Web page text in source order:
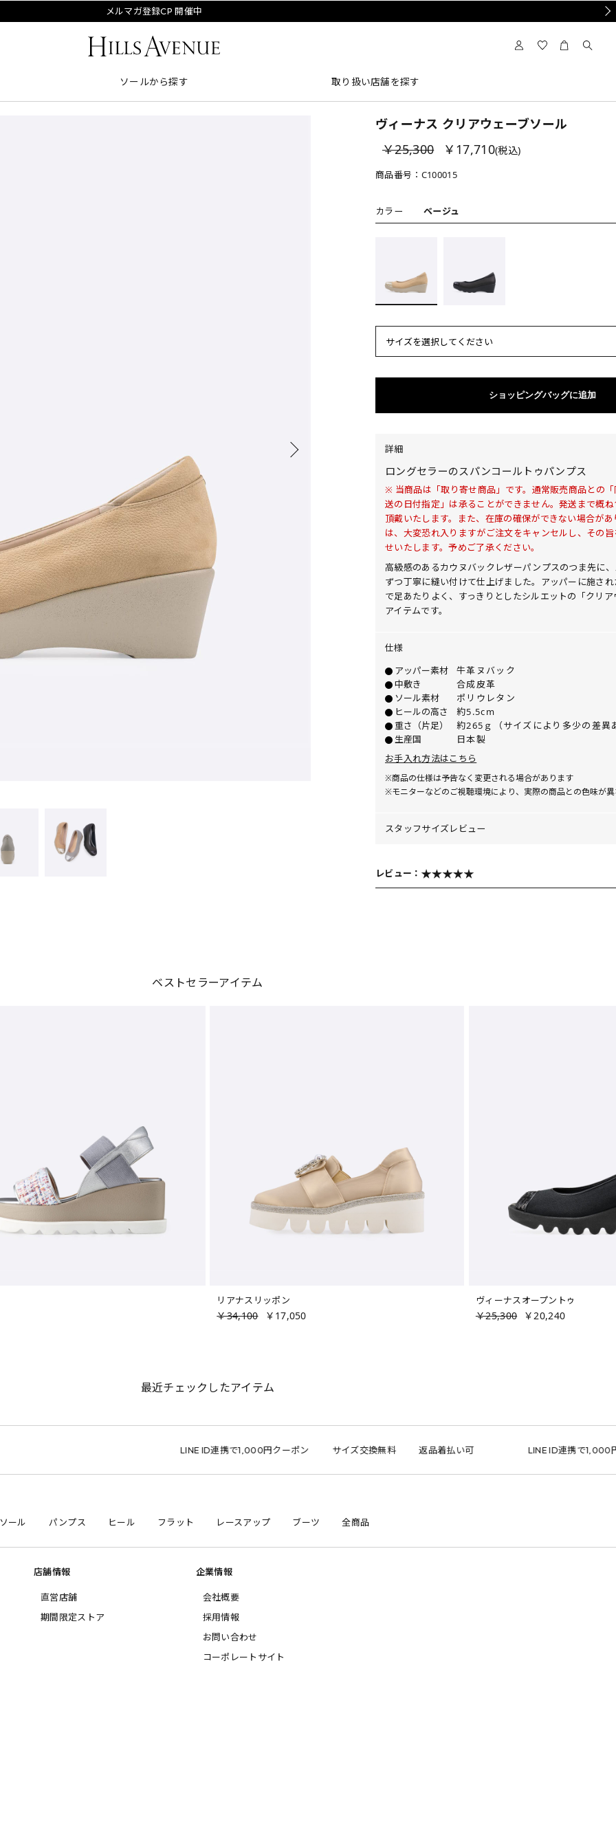
メルマガ登録CP 開催中
ソールから探す 取り扱い店舗を探す
ヴィーナス クリアウェーブソール
￥25,300
￥17,710(税込)
商品番号： C100015
カラー ベージュ
サイズを選択してください
ショッピングバッグに追加
詳細
ロングセラーのスパンコールトゥパンプス
※ 当商品は「取り寄せ商品」です。通常販売商品との
送の日付指定」は承ることができません。発送まで概
頂戴いたします。また、在庫の確保ができない場合が
は、大変恐れ入りますがご注文をキャンセルし、その
せいたします。予めご了承ください。
高級感のあるカウヌバックレザーパンプスのつま先に
ずつ丁寧に縫い付けて仕上げました。アッパーに施さ
で足あたりよく、すっきりとしたシルエットの「クリ
アイテムです。
仕様
アッパー素材
牛革ヌバック
中敷き
合成皮革
ソール素材
ポリウレタン
ヒールの高さ
約5.5cm
重さ（片足）
約265ｇ（サイズにより多少の差異
生産国
日本製
お手入れ方法はこちら
※商品の仕様は予告なく変更される場合があります
※モニターなどのご視聴環境により、実際の商品との色味が
スタッフサイズレビュー
レビュー：
ベストセラーアイテム
リアナスリッポン
￥34,100 ￥17,050
ヴィーナスオープントゥ
￥25,300 ￥20,240
最近チェックしたアイテム
LINE ID連携で1,000円クーポン サイズ交換無料 返品着払い可 LINE ID連携で1,000円クーポ
ール パンプス ヒール フラット レースアップ ブーツ 全商品
店舗情報
直営店舗
期間限定ストア
企業情報
会社概要
採用情報
お問い合わせ
コーポレートサイト